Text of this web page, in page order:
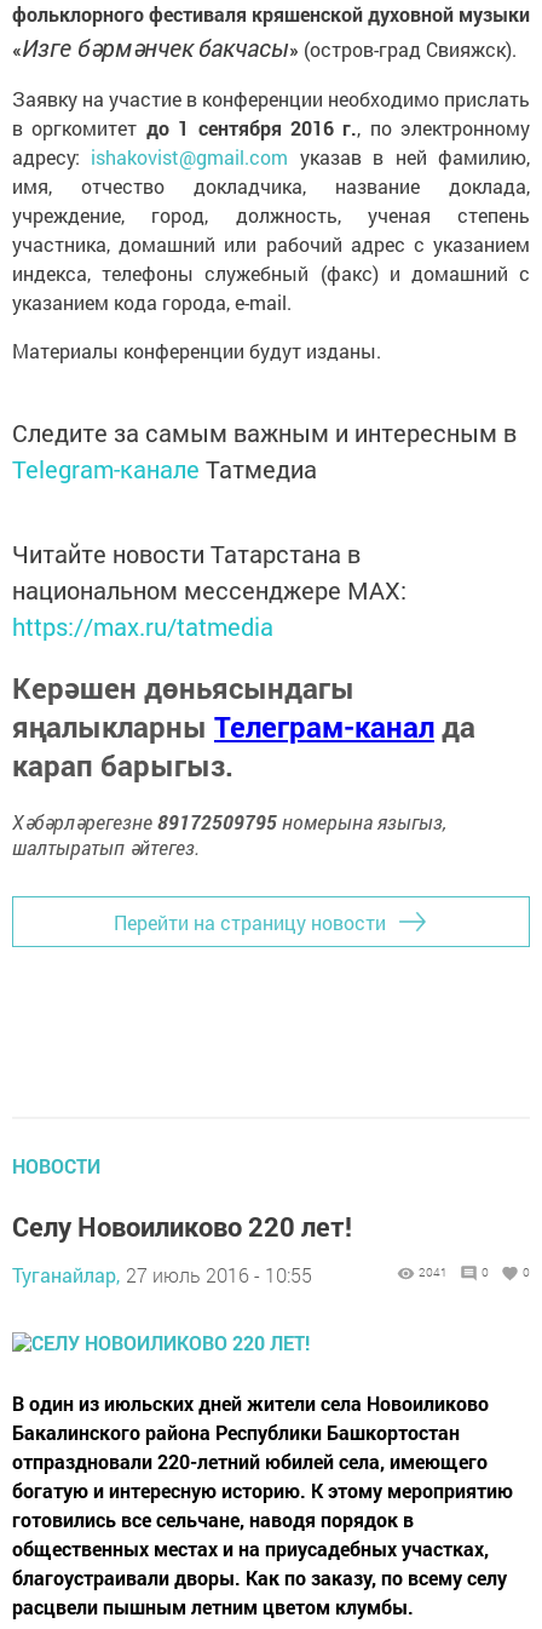
фольклорного фестиваля кряшенской духовной музыки
«Изге бәрмәнчекбакчасы» (остров-град Свияжск).
Заявку на участие в конференции необходимо прислать
в оргкомитет до 1 сентября 2016 г., по электронному
адресу: ishakovist@gmail.com указав в ней фамилию,
имя, отчество докладчика, название доклада,
учреждение, город, должность, ученая степень
участника, домашний или рабочий адрес с указанием
индекса, телефоны служебный (факс) и домашний с
указанием кода города, e-mail.
Материалы конференции будут изданы.
Следите за самым важным и интересным в
Telegram-канале Татмедиа
Читайте новости Татарстана в
национальном мессенджере MАХ:
https://max.ru/tatmedia
Керәшен дөньясындагы
яңалыкларны Телеграм-каналда
карап барыгыз.
Хәбәрләрегезне89172509795номерына языгыз,
шалтыратып әйтегез.
Перейти на страницу новости
НОВОСТИ
Селу Новоиликово 220 лет!
Туганайлар, 27 июль 2016 - 10:55 2041 0 0
В один из июльских дней жители села Новоиликово
Бакалинского района Республики Башкортостан
отпраздновали 220-летний юбилей села, имеющего
богатую и интересную историю. К этому мероприятию
готовились все сельчане, наводя порядок в
общественных местах и на приусадебных участках,
благоустраивали дворы. Как по заказу, по всему селу
расцвели пышным летним цветом клумбы.